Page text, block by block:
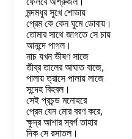
মন্দমধুর সুখে শোভায়
প্রেম কে কেন ঘুমে ডোবায়।
তোমার সাথে জাগতে সে চায়
আনন্দে পাগল।
নাচ যখন ভীষণ সাজে
তীব্র তালের আঘাত বাজে,
পালায় ত্রাসে পালায় লাজে
সন্দেহ বিহবল।
সেই প্রচন্ড মনোহরে
প্রেম যেন মোর বরণ করে,
ক্ষুদ্র আশার স্বর্গ তাহার
দিক সে রসাতল।